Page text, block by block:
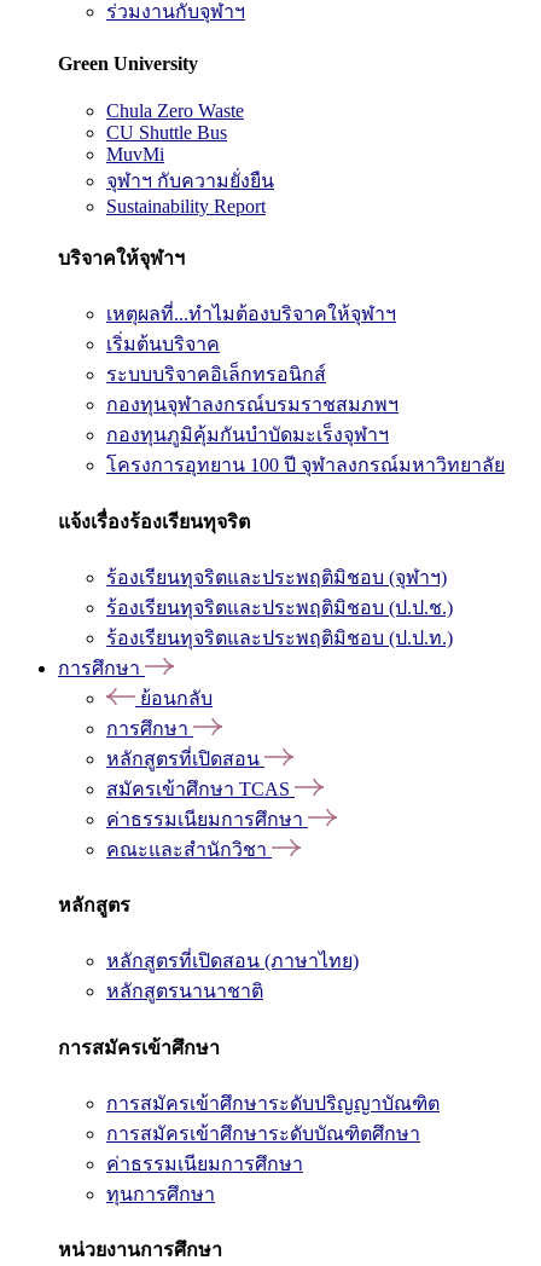
ร่วมงานกับจุฬาฯ
Green University
Chula Zero Waste
CU Shuttle Bus
MuvMi
จุฬาฯ กับความยั่งยืน
Sustainability Report
บริจาคให้จุฬาฯ
เหตุผลที่...ทำไมต้องบริจาคให้จุฬาฯ
เริ่มต้นบริจาค
ระบบบริจาคอิเล็กทรอนิกส์
กองทุนจุฬาลงกรณ์บรมราชสมภพฯ
กองทุนภูมิคุ้มกันบำบัดมะเร็งจุฬาฯ
โครงการอุทยาน 100 ปี จุฬาลงกรณ์มหาวิทยาลัย
แจ้งเรื่องร้องเรียนทุจริต
ร้องเรียนทุจริตและประพฤติมิชอบ (จุฬาฯ)
ร้องเรียนทุจริตและประพฤติมิชอบ (ป.ป.ช.)
ร้องเรียนทุจริตและประพฤติมิชอบ (ป.ป.ท.)
การศึกษา
ย้อนกลับ
การศึกษา
หลักสูตรที่เปิดสอน
สมัครเข้าศึกษา TCAS
ค่าธรรมเนียมการศึกษา
คณะและสำนักวิชา
หลักสูตร
หลักสูตรที่เปิดสอน (ภาษาไทย)
หลักสูตรนานาชาติ
การสมัครเข้าศึกษา
การสมัครเข้าศึกษาระดับปริญญาบัณฑิต
การสมัครเข้าศึกษาระดับบัณฑิตศึกษา
ค่าธรรมเนียมการศึกษา
ทุนการศึกษา
หน่วยงานการศึกษา